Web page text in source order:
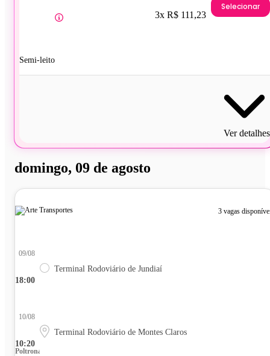
Semi-leito
3x R$ 111,23
Selecionar
Ver detalhes
domingo, 09 de agosto
3 vagas
18:00
09/08
Terminal Rodoviário de Jundiaí
10:20
10/08
Terminal Rodoviário de Montes Claros
Poltrona